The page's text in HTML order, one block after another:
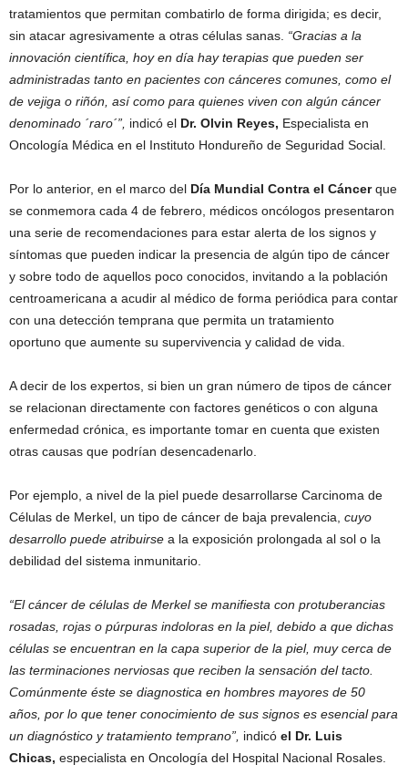
tratamientos que permitan combatirlo de forma dirigida; es decir,
sin atacar agresivamente a otras células sanas. “Gracias a la
innovación científica, hoy en día hay terapias que pueden ser
administradas tanto en pacientes con cánceres comunes, como el
de vejiga o riñón, así como para quienes viven con algún cáncer
denominado ´raro´”, indicó el Dr. Olvin Reyes, Especialista en
Oncología Médica en el Instituto Hondureño de Seguridad Social.
Por lo anterior, en el marco del Día Mundial Contra el Cáncerque
se conmemora cada 4 de febrero, médicos oncólogos presentaron
una serie de recomendaciones para estar alerta de los signos y
síntomas que pueden indicar la presencia de algún tipo de cáncer
y sobre todo de aquellos poco conocidos, invitando a la población
centroamericana a acudir al médico de forma periódica para contar
con una detección temprana que permita un tratamiento
oportuno que aumente su supervivencia y calidad de vida.
A decir de los expertos, si bien un gran número de tipos de cáncer
se relacionan directamente con factores genéticos o con alguna
enfermedad crónica, es importante tomar en cuenta que existen
otras causas que podrían desencadenarlo.
Por ejemplo, a nivel de la piel puede desarrollarse Carcinoma de
Células de Merkel, un tipo de cáncer de baja prevalencia, cuyo
desarrollo puede atribuirse a la exposición prolongada al sol o la
debilidad del sistema inmunitario.
“El cáncer de células de Merkel se manifiesta con protuberancias
rosadas, rojas o púrpuras indoloras en la piel, debido a que dichas
células se encuentran en la capa superior de la piel, muy cerca de
las terminaciones nerviosas que reciben la sensación del tacto.
Comúnmente éste se diagnostica en hombres mayores de 50
años, por lo que tener conocimiento de sus signos es esencial para
un diagnóstico y tratamiento temprano”, indicó el Dr. Luis
Chicas, especialista en Oncología del Hospital Nacional Rosales.